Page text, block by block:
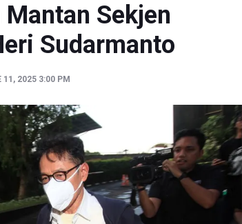
Sebut Kehadiran AI Factory Perkuat Posisi Indonesia
Sekjen
Sudarmanto
11, 2025 3:00 PM